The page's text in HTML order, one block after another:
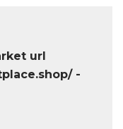
url
-